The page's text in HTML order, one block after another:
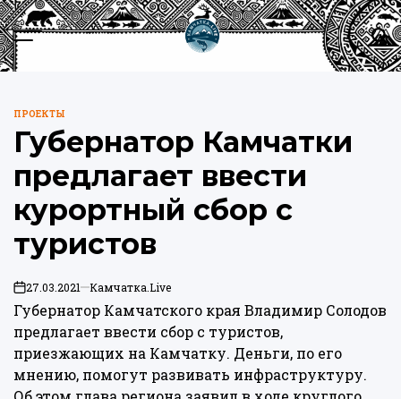
Перейти
к
содержимому
Меню
ОПУБЛИКОВАНО
В
ПРОЕКТЫ
Губернатор Камчатки
предлагает ввести
курортный сбор с
туристов
on27.03.2021 Камчатка.Live
Губернатор Камчатского края Владимир Солодов
предлагает ввести сбор с туристов,
приезжающих на Камчатку. Деньги, по его
мнению, помогут развивать инфраструктуру.